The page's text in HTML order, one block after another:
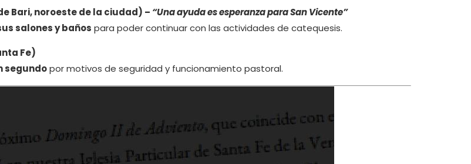
Bari, noroeste de la ciudad) – “Una ayuda es esperanza para San Vicente”
salones y baños para poder continuar con las actividades de catequesis.
Fe)
segundopor motivos de seguridad y funcionamiento pastoral.